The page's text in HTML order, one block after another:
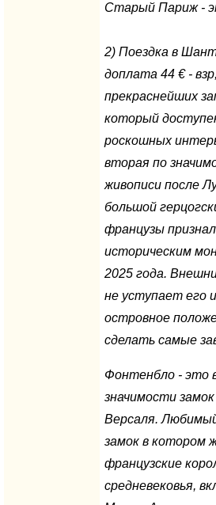
Старый Париж -
2) Поездка в
доплата 44 €-
прекраснейших
который
роскошных
вторая по
живописи после
большой
французы
историческим
2025 года.
не уступает его
островное
сделать самые
Фонтенбло - это
значимости
Версаля.
замок в котором
французские
средневековья,